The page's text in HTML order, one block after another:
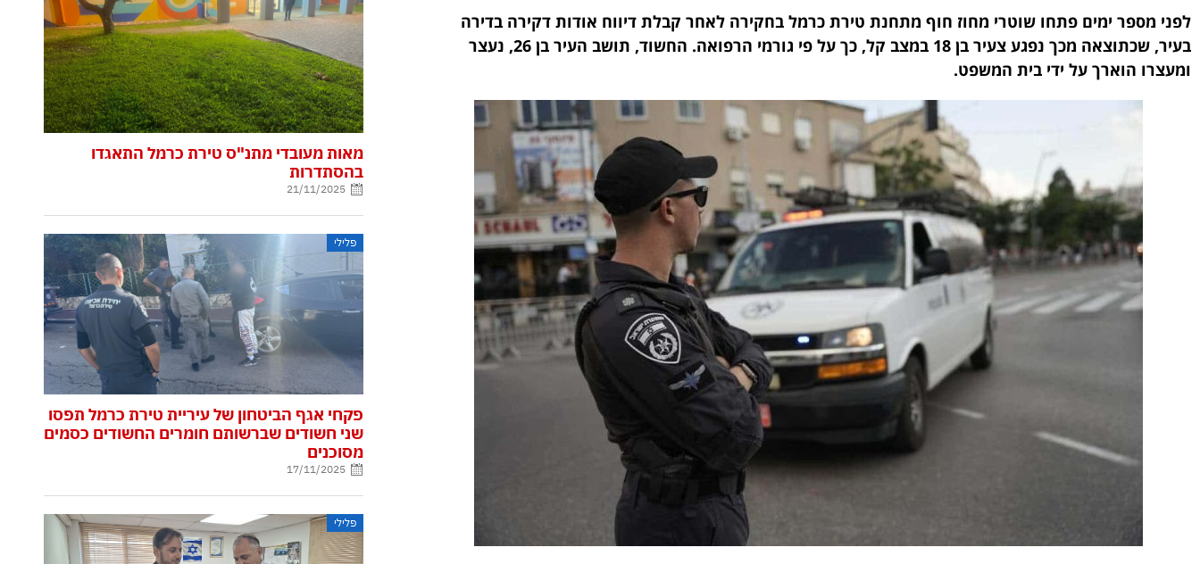
לפני מספר ימים פתחו שוטרי מחוז חוף מתחנת טירת כרמל בחקירה לאחר קבלת דיווח אודות דקירה בדירה
בעיר, שכתוצאה מכך נפגע צעיר בן 18 במצב קל, כך על פי גורמי הרפואה. החשוד, תושב העיר בן 26, נעצר
ומעצרו הוארך על ידי בית המשפט.
מאות מעובדי מתנ"ס טירת כרמל התאגדו
בהסתדרות
21/11/2025
פלילי
פקחי אגף הביטחון של עיריית טירת כרמל תפסו
שני חשודים שברשותם חומרים החשודים כסמים
מסוכנים
17/11/2025
פלילי